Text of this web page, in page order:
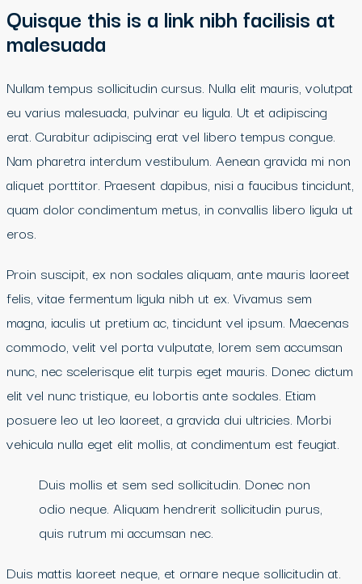
Quisque this is a link nibh facilisis at
malesuada
Nullam tempus sollicitudin cursus. Nulla elit mauris, volutpat
eu varius malesuada, pulvinar eu ligula. Ut et adipiscing
erat. Curabitur adipiscing erat vel libero tempus congue.
Nam pharetra interdum vestibulum. Aenean gravida mi non
aliquet porttitor. Praesent dapibus, nisi a faucibus tincidunt,
quam dolor condimentum metus, in convallis libero ligula ut
eros.
Proin suscipit, ex non sodales aliquam, ante mauris laoreet
felis, vitae fermentum ligula nibh ut ex. Vivamus sem
magna, iaculis ut pretium ac, tincidunt vel ipsum. Maecenas
commodo, velit vel porta vulputate, lorem sem accumsan
nunc, nec scelerisque elit turpis eget mauris. Donec dictum
elit vel nunc tristique, eu lobortis ante sodales. Etiam
posuere leo ut leo laoreet, a gravida dui ultricies. Morbi
vehicula nulla eget elit mollis, at condimentum est feugiat.
Duis mollis et sem sed sollicitudin. Donec non
odio neque. Aliquam hendrerit sollicitudin purus,
quis rutrum mi accumsan nec.
Duis mattis laoreet neque, et ornare neque sollicitudin at.